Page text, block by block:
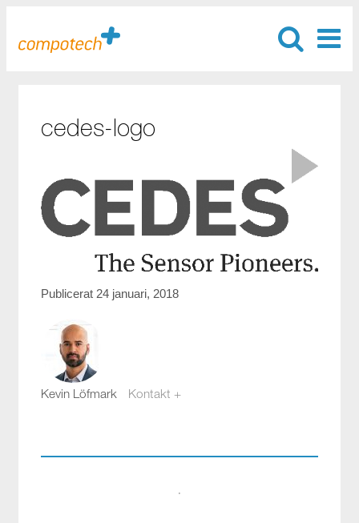
cedes-logo
Publicerat 24 januari, 2018
Kevin Löfmark Kontakt +
·